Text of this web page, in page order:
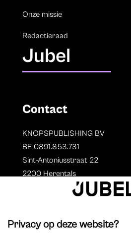
Onze missie
Redactieraad
Jubel
Contact
KNOPSPUBLISHING BV
BE 0891.853.731
Sint-Antoniusstraat 22
2200 Herentals
Auteurs